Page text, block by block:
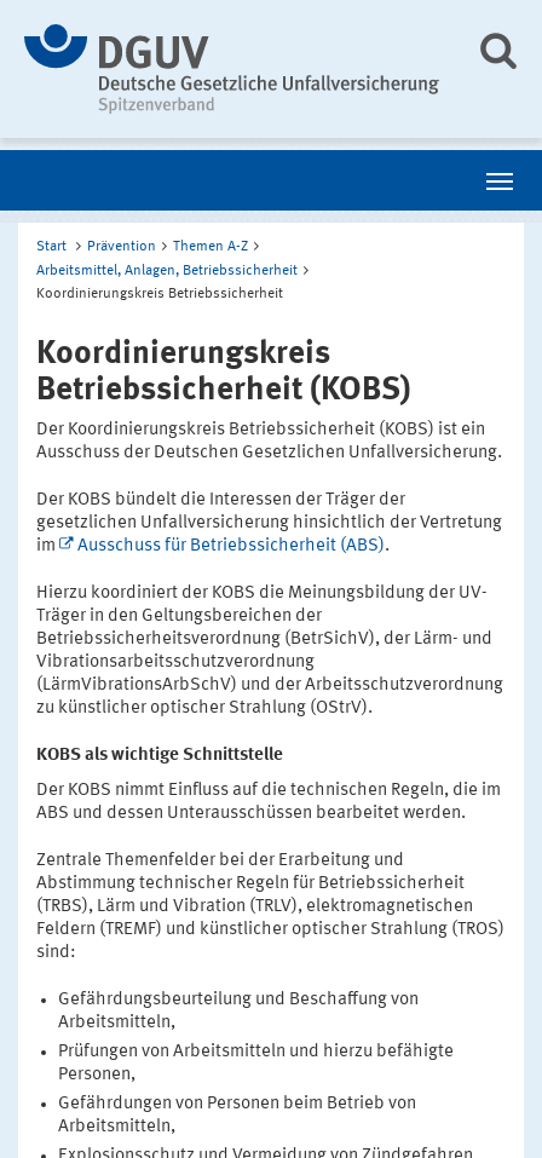
Start Prävention
Themen A-Z
Arbeitsmittel, Anlagen, Betriebssicherheit
Koordinierungskreis Betriebssicherheit
Koordinierungskreis
Betriebssicherheit (KOBS)
Der Koordinierungskreis Betriebssicherheit (KOBS) ist ein
Ausschuss der Deutschen Gesetzlichen Unfallversicherung.
Der KOBS bündelt die Interessen der Träger der
gesetzlichen Unfallversicherung hinsichtlich der Vertretung
im
Ausschuss für Betriebssicherheit (ABS).
Hierzu koordiniert der KOBS die Meinungsbildung der UV-
Träger in den Geltungsbereichen der
Betriebssicherheitsverordnung (BetrSichV), der Lärm- und
Vibrationsarbeitsschutzverordnung
(LärmVibrationsArbSchV) und der Arbeitsschutzverordnung
zu künstlicher optischer Strahlung (OStrV).
KOBS als wichtige Schnittstelle
Der KOBS nimmt Einfluss auf die technischen Regeln, die im
ABS und dessen Unterausschüssen bearbeitet werden.
Zentrale Themenfelder bei der Erarbeitung und
Abstimmung technischer Regeln für Betriebssicherheit
(TRBS), Lärm und Vibration (TRLV), elektromagnetischen
Feldern (TREMF) und künstlicher optischer Strahlung (TROS)
sind:
Gefährdungsbeurteilung und Beschaffung von
Arbeitsmitteln,
Prüfungen von Arbeitsmitteln und hierzu befähigte
Personen,
Gefährdungen von Personen beim Betrieb von
Arbeitsmitteln,